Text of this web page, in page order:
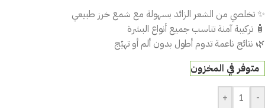
✨ تخلصي من الشعر الزائد بسهولة مع شمع خرز طبيعي
🧴 تركيبة آمنة تناسب جميع أنواع البشرة
🌿 نتائج ناعمة تدوم أطول بدون ألم أو تهيّج
متوفر في المخزون
-
+